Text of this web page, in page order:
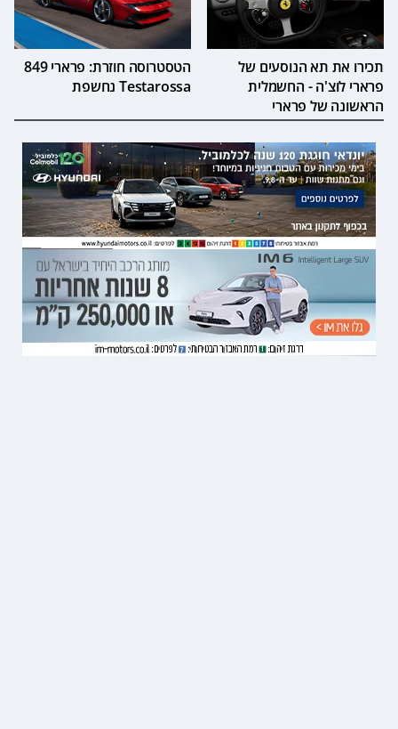
תכירו את תא הנוסעים של
פרארי לוצ'ה - החשמלית
הראשונה של פרארי
הטסטרוסה חוזרת: פרארי 849
Testarossa נחשפת